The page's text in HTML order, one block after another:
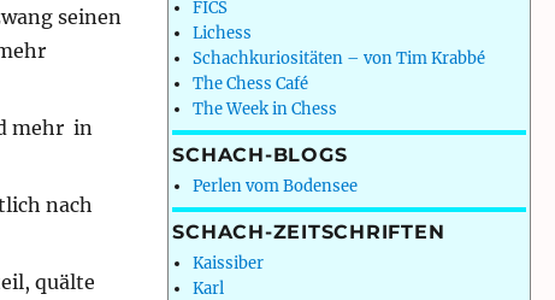
seinen
mehr in
nach
quälte
FICS
Lichess
Schachkuriositäten – von Tim Krabbé
The Chess Café
The Week in Chess
SCHACH-BLOGS
Perlen vom Bodensee
SCHACH-ZEITSCHRIFTEN
Kaissiber
Karl